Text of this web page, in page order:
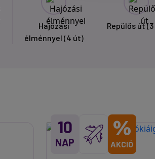
Hajózási
élménnyel (4 út)
Repülős út
10
NAP
%
AKCIÓ